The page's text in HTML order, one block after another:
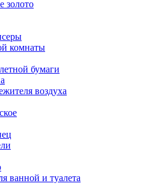
золото
комнаты
бумаги
воздуха
ванной и туалета